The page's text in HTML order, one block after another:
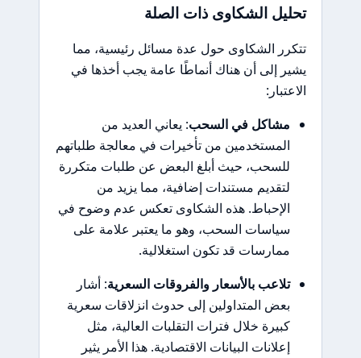
تحليل الشكاوى ذات الصلة
تتكرر الشكاوى حول عدة مسائل رئيسية، مما
يشير إلى أن هناك أنماطًا عامة يجب أخذها في
الاعتبار:
مشاكل في السحب: يعاني العديد من
المستخدمين من تأخيرات في معالجة طلباتهم
للسحب، حيث أبلغ البعض عن طلبات متكررة
لتقديم مستندات إضافية، مما يزيد من
الإحباط. هذه الشكاوى تعكس عدم وضوح في
سياسات السحب، وهو ما يعتبر علامة على
ممارسات قد تكون استغلالية.
تلاعب بالأسعار والفروقات السعرية: أشار
بعض المتداولين إلى حدوث انزلاقات سعرية
كبيرة خلال فترات التقلبات العالية، مثل
إعلانات البيانات الاقتصادية. هذا الأمر يثير